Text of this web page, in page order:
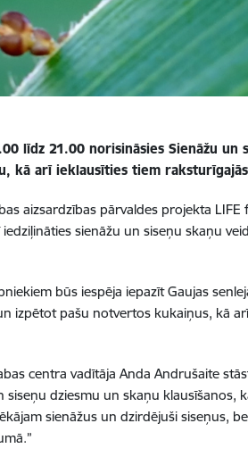
līdz 21.00 norisināsies Sienāžu
kā arī ieklausīties tiem
aizsardzības pārvaldes projekta
sienāžu un siseņu skaņu
būs iespēja iepazīt Gaujas
izpētot pašu notvertos kukaiņus, kā
centra vadītāja Anda Andrušaite
dziesmu un skaņu klausīšanos,
sienāžus un dzirdējuši siseņus,